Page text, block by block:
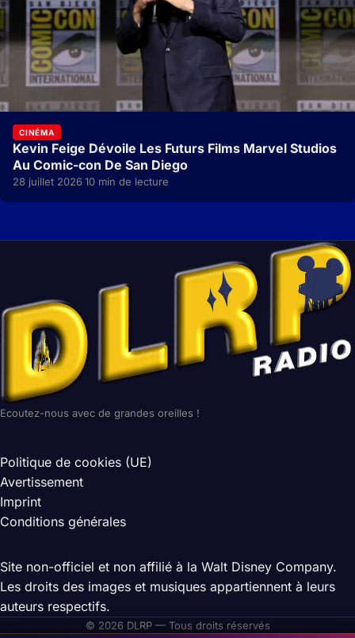
CINÉMA
Kevin Feige Dévoile Les Futurs Films Marvel Studios
Au Comic-con De San Diego
28 juillet 2026·10 min de lecture
Ecoutez-nous avec de grandes oreilles !
Politique de cookies (UE)
Avertissement
Imprint
Conditions générales
Site non-officiel et non affilié à la Walt Disney Company.
Les droits des images et musiques appartiennent à leurs
auteurs respectifs.
© 2026 DLRP — Tous droits réservés